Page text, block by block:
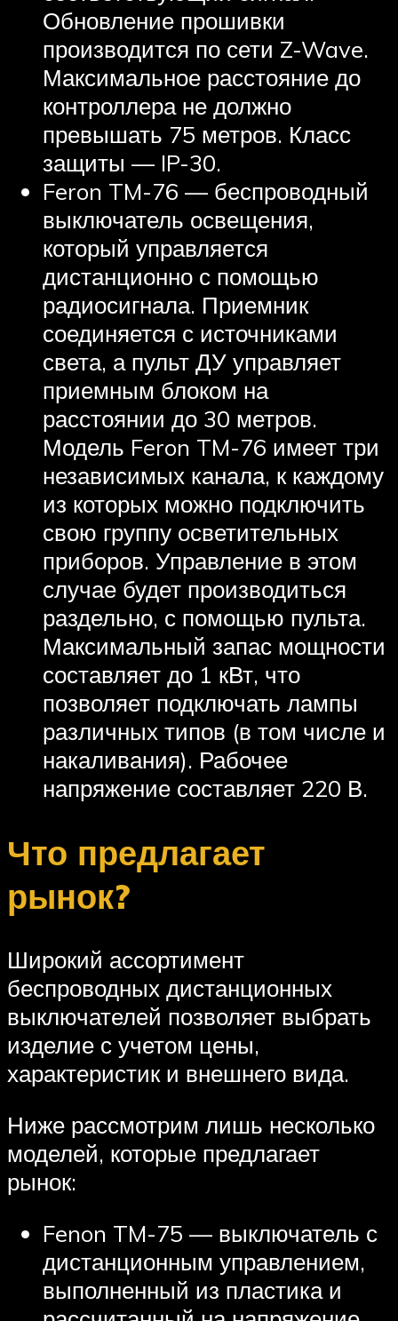
Обновление прошивки
производится по сети Z-Wave.
Максимальное расстояние до
контроллера не должно
превышать 75 метров. Класс
защиты — IP-30.
Feron TM-76 — беспроводный
выключатель освещения,
который управляется
дистанционно с помощью
радиосигнала. Приемник
соединяется с источниками
света, а пульт ДУ управляет
приемным блоком на
расстоянии до 30 метров.
Модель Feron TM-76 имеет три
независимых канала, к каждому
из которых можно подключить
свою группу осветительных
приборов. Управление в этом
случае будет производиться
раздельно, с помощью пульта.
Максимальный запас мощности
составляет до 1 кВт, что
позволяет подключать лампы
различных типов (в том числе и
накаливания). Рабочее
напряжение составляет 220 В.
Что предлагает
рынок?
Широкий ассортимент
беспроводных дистанционных
выключателей позволяет выбрать
изделие с учетом цены,
характеристик и внешнего вида.
Ниже рассмотрим лишь несколько
моделей, которые предлагает
рынок:
Fenon TM-75 — выключатель с
дистанционным управлением,
выполненный из пластика и